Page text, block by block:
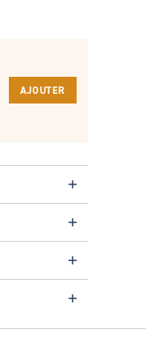
AJOUTER